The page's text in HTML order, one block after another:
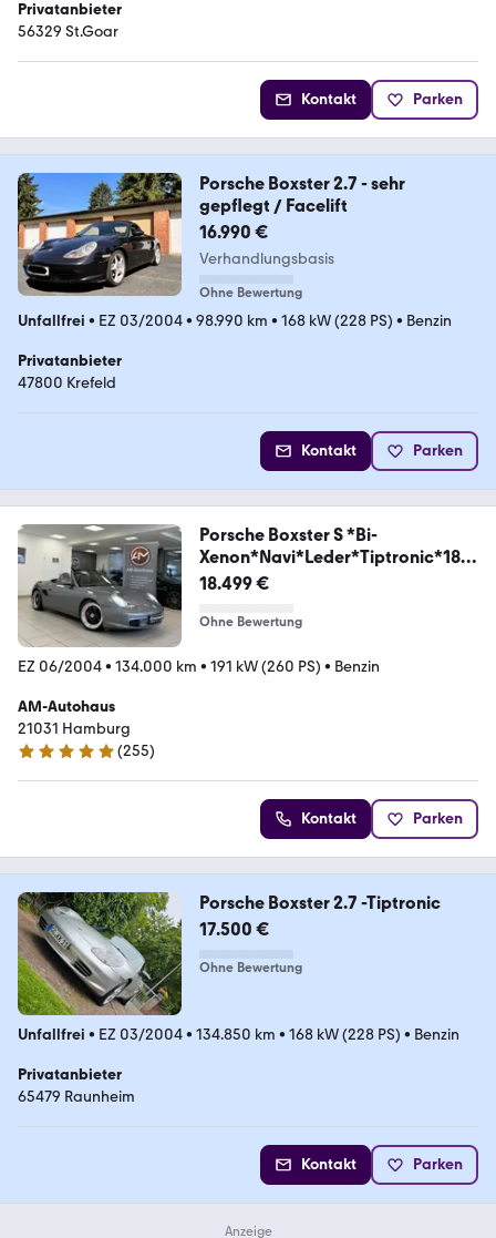
Privatanbieter
56329 St.Goar
Kontakt Parken
Porsche Boxster 2.7 - sehr
gepflegt / Facelift
16.990 €
Verhandlungsbasis
Ohne Bewertung
Unfallfrei • EZ 03/2004• 98.990 km • 168 kW (228 PS) • Benzin
Privatanbieter
47800 Krefeld
Kontakt Parken
Porsche Boxster S *Bi-
Xenon*Navi*Leder*Tiptronic*18"Z
*
18.499 €
Ohne Bewertung
EZ 06/2004• 134.000 km • 191 kW (260 PS) • Benzin
AM-Autohaus
21031 Hamburg
4.9 Sterne
(255)
Kontakt Parken
Porsche Boxster 2.7 -Tiptronic
17.500 €
Ohne Bewertung
Unfallfrei • EZ 03/2004• 134.850 km • 168 kW (228 PS) • Benzin
Privatanbieter
65479 Raunheim
Kontakt Parken